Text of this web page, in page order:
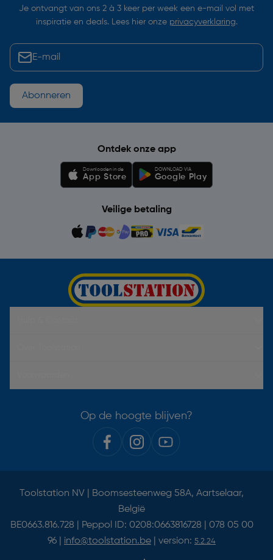
Je ontvangt van ons 2 à 3 keer per week een e-mail vol met
inspiratie en deals. Lees hier onze privacyverklaring.
Abonneren
Ontdek onze app
Downloaden in de
App Store
DOWNLOAD VIA
Google Play
Veilige betaling
Op de hoogte blijven?
Toolstation NV | Boomsesteenweg 58A, Aartselaar,
België
BE0663.816.728 | Peppol ID: 0208:0663816728 | 078 05 00
96 | info@toolstation.be | version: 5.2.24